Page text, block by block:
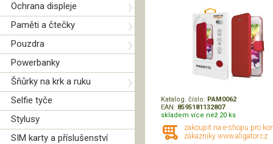
Ochrana displeje
Paměti a čtečky
Pouzdra
Powerbanky
Šňůrky na krk a ruku
Selfie tyče
Stylusy
SIM karty a příslušenství
Katalog. číslo: PAM0062
EAN: 8595181132807
skladem více než 20 ks
zakoupit na e-shopu pro
zákazníky www.aligator.cz